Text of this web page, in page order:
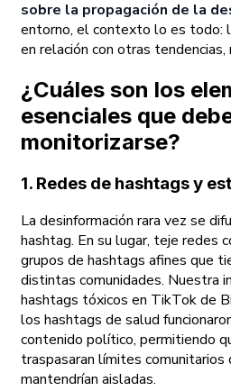
sobre la propagación de la
entorno, el contexto lo es todo:
en relación con otras tendencias,
¿Cuáles son los
esenciales que
monitorizarse?
1. Redes de hashtags y
La desinformación rara vez se
hashtag. En su lugar, teje redes
grupos de hashtags afines que
distintas comunidades. Nuestra
hashtags tóxicos en TikTok de
los hashtags de salud
contenido político, permitiendo
traspasaran límites comunitarios
mantendrían aisladas.